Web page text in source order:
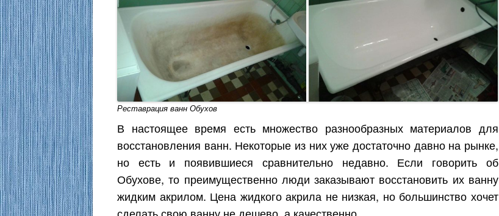
Реставрация ванн Обухов
В настоящее время есть множество разнообразных материалов для
восстановления ванн. Некоторые из них уже достаточно давно на рынке,
но есть и появившиеся сравнительно недавно. Если говорить об
Обухове, то преимущественно люди заказывают восстановить их ванну
жидким акрилом. Цена жидкого акрила не низкая, но большинство хочет